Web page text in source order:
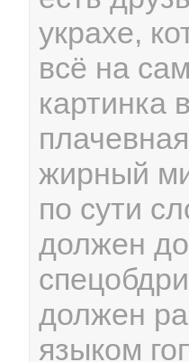
украхе,
всё на
картинка
жирный
по сути
должен
должен
языком